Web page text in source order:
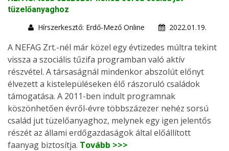
tüzelőanyaghoz
Hírszerkesztő: Erdő-Mező Online
2022.01.19.
A NEFAG Zrt.-nél már közel egy évtizedes múltra tekint
vissza a szociális tűzifa programban való aktív
részvétel. A társaságnál mindenkor abszolút előnyt
élvezett a kistelepüléseken élő rászoruló családok
támogatása. A 2011-ben indult programnak
köszönhetően évről-évre többszázezer nehéz sorsú
család jut tüzelőanyaghoz, melynek egy igen jelentős
részét az állami erdőgazdaságok által előállított
faanyag biztosítja. Tovább >>>